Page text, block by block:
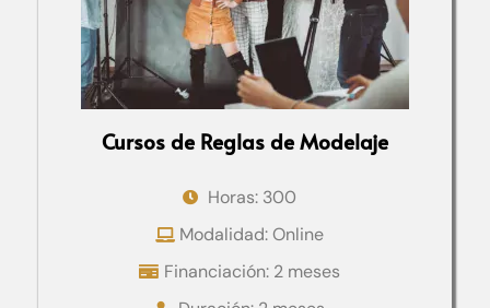
Cursos de Reglas de Modelaje
Horas: 300
Modalidad: Online
Financiación: 2 meses